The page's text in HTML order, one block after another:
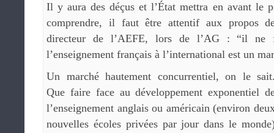
Il y aura des déçus et l’État mettra en avant le
comprendre, il faut être attentif aux propos
directeur de l’AEFE, lors de l’AG : “il ne
l’enseignement français à l’international est un
Un marché hautement concurrentiel, on le
Que faire face au développement exponentiel
l’enseignement anglais ou américain (environ
nouvelles écoles privées par jour dans le